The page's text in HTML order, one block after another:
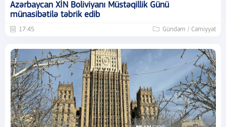
Azərbaycan XİN Boliviyanı Müstəqillik Günü
münasibətilə təbrik edib
17:45 Gündəm / Cəmiyyət